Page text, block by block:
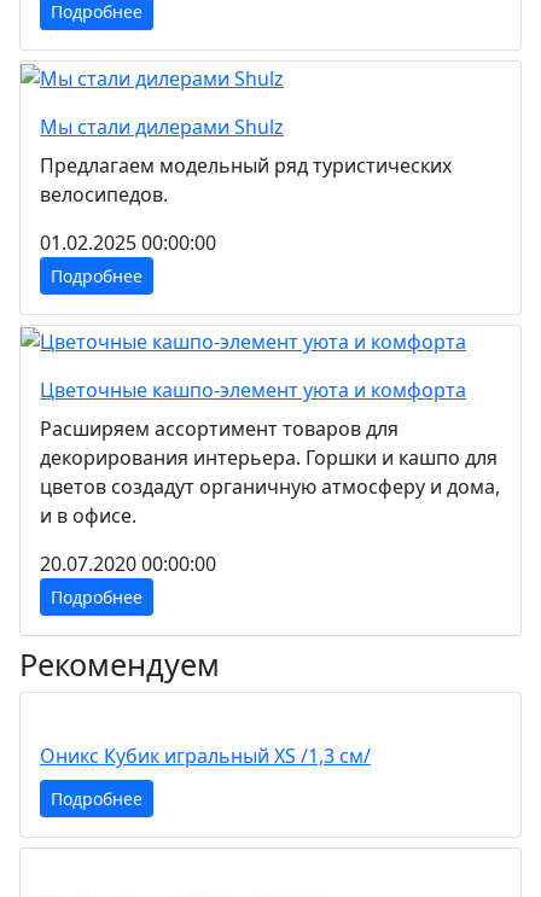
Подробнее
Мы стали дилерами Shulz
Предлагаем модельный ряд туристических
велосипедов.
01.02.2025 00:00:00
Подробнее
Цветочные кашпо-элемент уюта и комфорта
Расширяем ассортимент товаров для
декорирования интерьера. Горшки и кашпо для
цветов создадут органичную атмосферу и дома,
и в офисе.
20.07.2020 00:00:00
Подробнее
Рекомендуем
Оникс Кубик игральный XS /1,3 см/
Подробнее